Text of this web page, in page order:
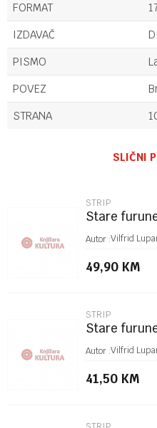
FORMAT
IZDAVAČ
PISMO
POVEZ
STRANA
Poruka
POŠALJI
SLIČNI
STRIP
Stare
Autor :Vilfrid
49,90 KM
STRIP
Stare
Autor :Vilfrid
41,50 KM